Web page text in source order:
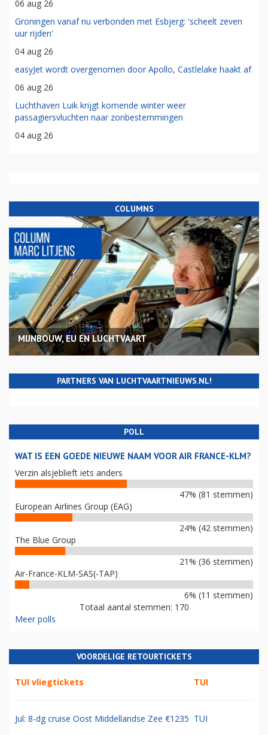
06 aug 26
Groningen vanaf nu verbonden met Esbjerg: 'scheelt zeven
uur rijden'
04 aug 26
easyJet wordt overgenomen door Apollo, Castlelake haakt af
06 aug 26
Luchthaven Luik krijgt komende winter weer
passagiersvluchten naar zonbestemmingen
04 aug 26
COLUMNS
MIJNBOUW, EU EN LUCHTVAART
PARTNERS VAN LUCHTVAARTNIEUWS.NL!
POLL
WAT IS EEN GOEDE NIEUWE NAAM VOOR AIR FRANCE-KLM?
Verzin alsjeblieft iets anders
47% (81 stemmen)
European Airlines Group (EAG)
24% (42 stemmen)
The Blue Group
21% (36 stemmen)
Air-France-KLM-SAS(-TAP)
6% (11 stemmen)
Totaal aantal stemmen: 170
Meer polls
VOORDELIGE RETOURTICKETS
TUI vliegtickets TUI
Jul: 8-dg cruise Oost Middellandse Zee €1235 TUI